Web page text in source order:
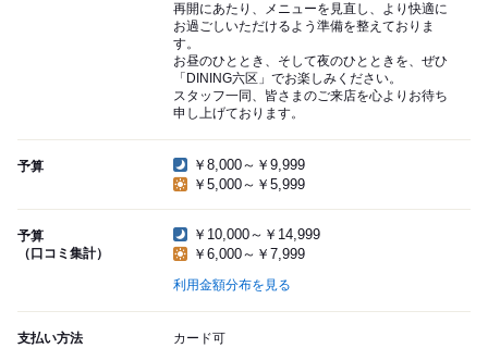
再開にあたり、メニューを見直し、より快適に
お過ごしいただけるよう準備を整えておりま
す。
お昼のひととき、そして夜のひとときを、ぜひ
「DINING六区」でお楽しみください。
スタッフ一同、皆さまのご来店を心よりお待ち
申し上げております。
予算
￥8,000～￥9,999
￥5,000～￥5,999
予算
（口コミ集計）
￥10,000～￥14,999
￥6,000～￥7,999
利用金額分布を見る
支払い方法
カード可